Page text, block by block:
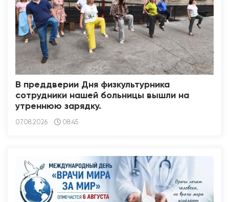
В преддверии Дня физкультурника
сотрудники нашей больницы вышли на
утреннюю зарядку.
07.08.2026 08:45